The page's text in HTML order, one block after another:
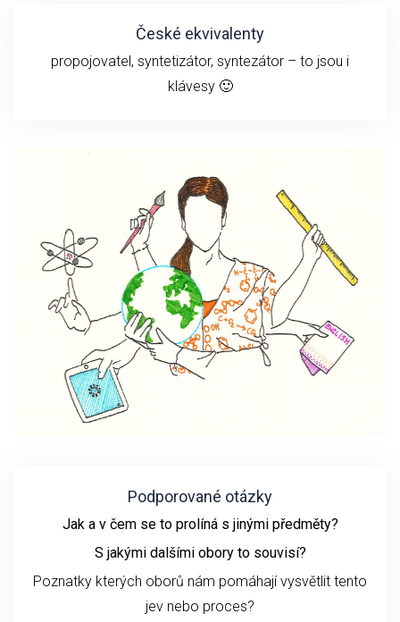
České ekvivalenty
propojovatel, syntetizátor, syntezátor – to jsou i
klávesy 🙂
Podporované otázky
Jak a v čem se to prolíná s jinými předměty?
S jakými dalšími obory to souvisí?
Poznatky kterých oborů nám pomáhají vysvětlit tento
jev nebo proces?